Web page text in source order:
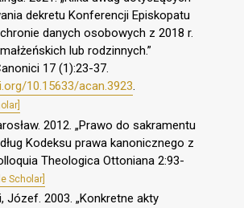
dekretu Konferencji Episkopatu
danych osobowych z 2018 r.
lub rodzinnych.”
17 (1):23-37.
10.15633/acan.3923.
2012. „Prawo do sakramentu
Kodeksu prawa kanonicznego z
Theologica Ottoniana 2:93-
Scholar]
Józef. 2003. „Konkretne akty